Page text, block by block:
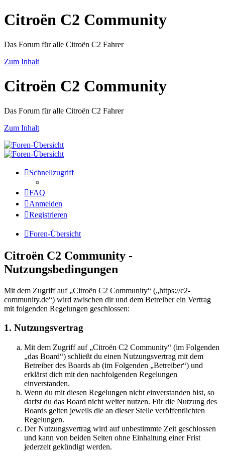
Citroën C2 Community
Das Forum für alle Citroën C2 Fahrer
Zum Inhalt
Citroën C2 Community
Das Forum für alle Citroën C2 Fahrer
Zum Inhalt
Schnellzugriff
FAQ
Anmelden
Registrieren
Foren-Übersicht
Citroën C2 Community -
Nutzungsbedingungen
Mit dem Zugriff auf „Citroën C2 Community“ („https://c2-
community.de“) wird zwischen dir und dem Betreiber ein Vertrag
mit folgenden Regelungen geschlossen:
1. Nutzungsvertrag
Mit dem Zugriff auf „Citroën C2 Community“ (im Folgenden
„das Board“) schließt du einen Nutzungsvertrag mit dem
Betreiber des Boards ab (im Folgenden „Betreiber“) und
erklärst dich mit den nachfolgenden Regelungen
einverstanden.
Wenn du mit diesen Regelungen nicht einverstanden bist, so
darfst du das Board nicht weiter nutzen. Für die Nutzung des
Boards gelten jeweils die an dieser Stelle veröffentlichten
Regelungen.
Der Nutzungsvertrag wird auf unbestimmte Zeit geschlossen
und kann von beiden Seiten ohne Einhaltung einer Frist
jederzeit gekündigt werden.